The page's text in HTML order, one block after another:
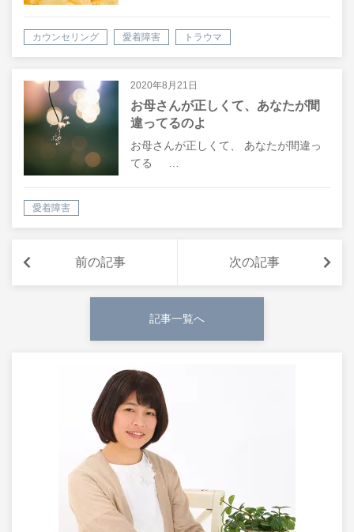
カウンセリング 愛着障害 トラウマ
2020年8月21日
お母さんが正しくて、あなたが間
違ってるのよ
お母さんが正しくて、 あなたが間違っ
てる …
愛着障害
前の記事 次の記事
記事一覧へ